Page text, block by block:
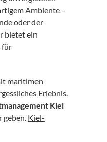
Ambiente –
oder der
bietet ein
für
maritimen
Erlebnis.
Kiel
geben. Kiel-